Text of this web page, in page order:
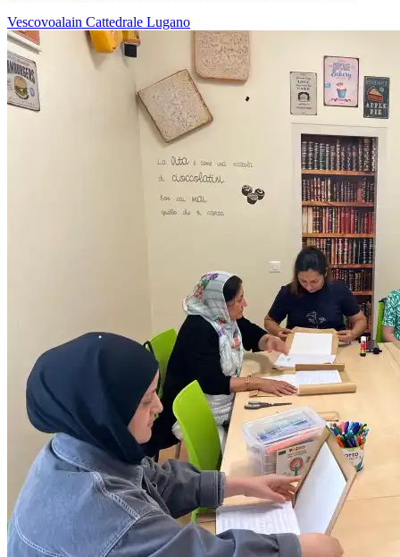
Vescovoalain Cattedrale Lugano